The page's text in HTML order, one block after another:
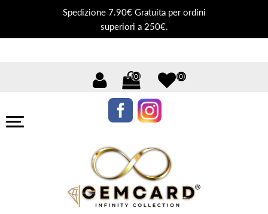
Spedizione 7.90€ Gratuita per ordini
superiori a 250€.
(0) (0)